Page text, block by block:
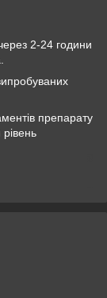
2-24 години
препарату